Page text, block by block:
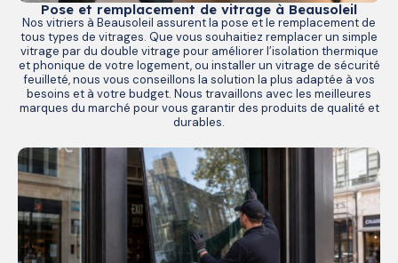
Pose et remplacement de vitrage à Beausoleil
Nos vitriers à Beausoleil assurent la pose et le remplacement de
tous types de vitrages. Que vous souhaitiez remplacer un simple
vitrage par du double vitrage pour améliorer l’isolation thermique
et phonique de votre logement, ou installer un vitrage de sécurité
feuilleté, nous vous conseillons la solution la plus adaptée à vos
besoins et à votre budget. Nous travaillons avec les meilleures
marques du marché pour vous garantir des produits de qualité et
durables.